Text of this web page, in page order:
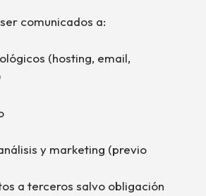
comunicados a:
(hosting, email,
y marketing (previo
a terceros salvo obligación